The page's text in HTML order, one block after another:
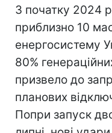
З початку 2024
приблизно 10
енергосистему
80%
призвело до
планових
Попри запуск